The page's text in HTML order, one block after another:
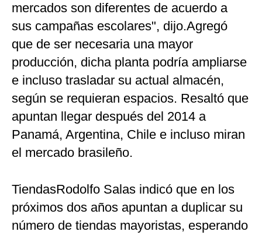
mercados son diferentes de acuerdo a
sus campañas escolares", dijo.Agregó
que de ser necesaria una mayor
producción, dicha planta podría ampliarse
e incluso trasladar su actual almacén,
según se requieran espacios. Resaltó que
apuntan llegar después del 2014 a
Panamá, Argentina, Chile e incluso miran
el mercado brasileño.
TiendasRodolfo Salas indicó que en los
próximos dos años apuntan a duplicar su
número de tiendas mayoristas, esperando